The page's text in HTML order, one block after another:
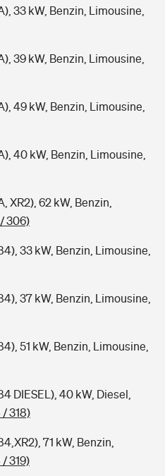
33 kW, Benzin, Limousine,
39 kW, Benzin, Limousine,
49 kW, Benzin, Limousine,
40 kW, Benzin, Limousine,
XR2), 62 kW, Benzin,
306)
33 kW, Benzin, Limousine,
37 kW, Benzin, Limousine,
51 kW, Benzin, Limousine,
DIESEL), 40 kW, Diesel,
318)
71 kW, Benzin,
319)